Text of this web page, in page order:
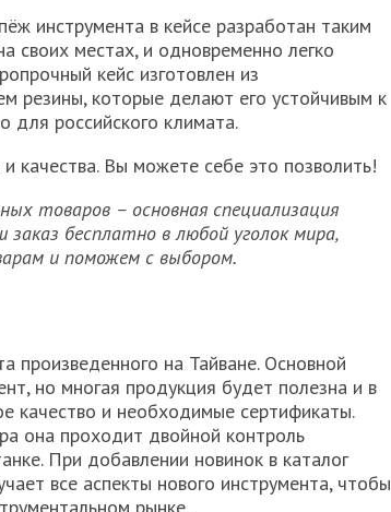
инструмента в кейсе разработан таким
своих местах, и одновременно легко
кейс изготовлен из
резины, которые делают его устойчивым к
для российского климата.
качества. Вы можете себе это позволить!
товаров – основная специализация
бесплатно в любой уголок мира,
и поможем с выбором.
произведенного на Тайване. Основной
но многая продукция будет полезна и в
качество и необходимые сертификаты.
она проходит двойной контроль
При добавлении новинок в каталог
все аспекты нового инструмента, чтобы
рынке.